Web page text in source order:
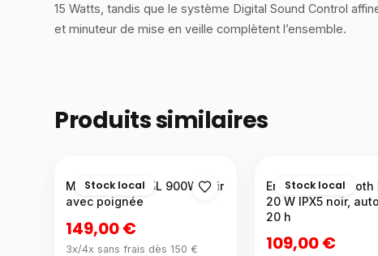
15 Watts, tandis que le système Digital Sound Control
et minuteur de mise en veille complètent l’ensemble.
Produits similaires
Stock local
Micro-ondes 25L 900W noir
avec poignée
149,00 €
3x/4x sans frais dès 150 €
Stock local
Enceinte Bluetooth
20 W IPX5 noir,
20 h
109,00 €